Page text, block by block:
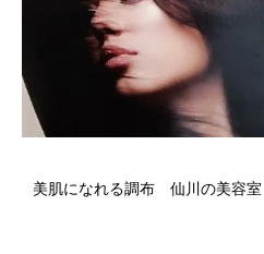
美肌になれる調布 仙川の美容室 春の空の